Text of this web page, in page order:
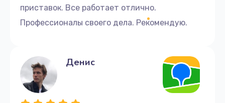
приставок. Все работает отлично.
Профессионалы своего дела. Рекомендую.
Денис